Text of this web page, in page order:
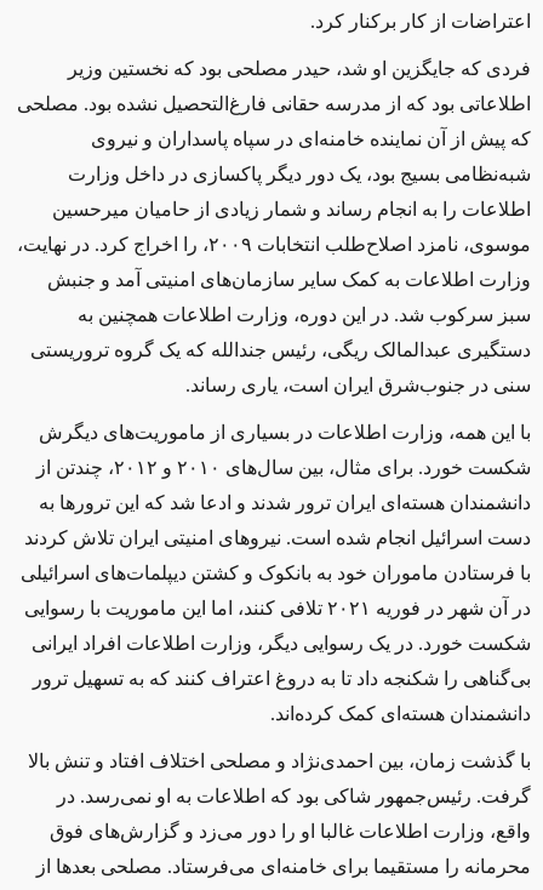
اعتراضات از کار برکنار کرد.
فردی که جایگزین او شد، حیدر مصلحی بود که نخستین وزیر
اطلاعاتی بود که از مدرسه حقانی فارغ‌التحصیل نشده ‌بود. مصلحی
که پیش‌ از آن نماینده خامنه‌ای در سپاه پاسداران و نیروی
شبه‌نظامی بسیج بود، یک دور دیگر پاکسازی در داخل وزارت
اطلاعات را به انجام رساند و شمار زیادی از حامیان میرحسین
موسوی، نامزد اصلاح‌طلب انتخابات ۲۰۰۹، را اخراج کرد. در نهایت،
وزارت اطلاعات به کمک سایر سازمان‌های امنیتی آمد و جنبش
سبز سرکوب شد. در این دوره، وزارت اطلاعات همچنین به
دستگیری عبدالمالک ریگی، رئیس جندالله که یک گروه تروریستی
سنی در جنوب‌شرق ایران است، یاری رساند.
با این همه، وزارت اطلاعات در بسیاری از ماموریت‌های دیگرش
شکست خورد. برای مثال، بین سال‌های ۲۰۱۰ و ۲۰۱۲، چندتن از
دانشمندان هسته‌ای ایران ترور شدند و ادعا شد که این ترورها به
دست اسرائیل انجام شده ‌است. نیروهای امنیتی ایران تلاش کردند
با فرستادن ماموران خود به بانکوک و کشتن دیپلمات‌های اسرائیلی
در آن شهر در فوریه ۲۰۲۱ تلافی کنند، اما این ماموریت با رسوایی
شکست خورد. در یک رسوایی دیگر، وزارت اطلاعات افراد ایرانی
بی‌گناهی را شکنجه داد تا به دروغ اعتراف کنند که به تسهیل ترور
دانشمندان هسته‌ای کمک کرده‌اند.
با گذشت زمان، بین احمدی‌نژاد و مصلحی اختلاف افتاد و تنش بالا
گرفت. رئیس‌جمهور شاکی‌ بود که اطلاعات به او نمی‌رسد. در
واقع، وزارت اطلاعات غالبا او را دور می‌زد و گزارش‌های فوق‌
محرمانه را مستقیما برای خامنه‌ای می‌فرستاد. مصلحی بعدها از